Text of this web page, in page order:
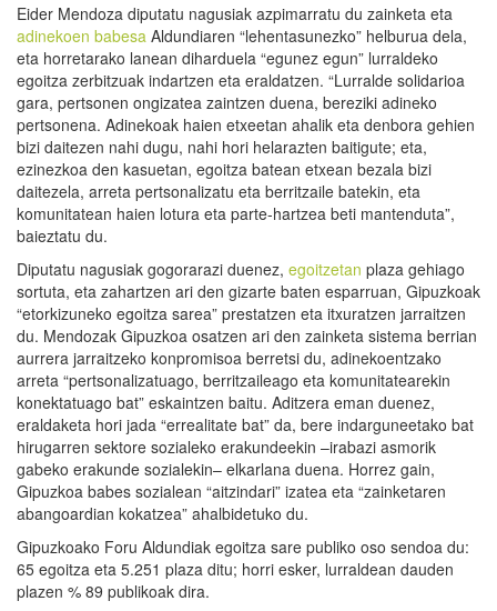
Eider Mendoza diputatu nagusiak azpimarratu du zainketa eta
adinekoen babesa Aldundiaren “lehentasunezko” helburua dela,
eta horretarako lanean diharduela “egunez egun” lurraldeko
egoitza zerbitzuak indartzen eta eraldatzen. “Lurralde solidarioa
gara, pertsonen ongizatea zaintzen duena, bereziki adineko
pertsonena. Adinekoak haien etxeetan ahalik eta denbora gehien
bizi daitezen nahi dugu, nahi hori helarazten baitigute; eta,
ezinezkoa den kasuetan, egoitza batean etxean bezala bizi
daitezela, arreta pertsonalizatu eta berritzaile batekin, eta
komunitatean haien lotura eta parte-hartzea beti mantenduta”,
baieztatu du.
Diputatu nagusiak gogorarazi duenez, egoitzetan plaza gehiago
sortuta, eta zahartzen ari den gizarte baten esparruan, Gipuzkoak
“etorkizuneko egoitza sarea” prestatzen eta itxuratzen jarraitzen
du. Mendozak Gipuzkoa osatzen ari den zainketa sistema berrian
aurrera jarraitzeko konpromisoa berretsi du, adinekoentzako
arreta “pertsonalizatuago, berritzaileago eta komunitatearekin
konektatuago bat” eskaintzen baitu. Aditzera eman duenez,
eraldaketa hori jada “errealitate bat” da, bere indarguneetako bat
hirugarren sektore sozialeko erakundeekin –irabazi asmorik
gabeko erakunde sozialekin– elkarlana duena. Horrez gain,
Gipuzkoa babes sozialean “aitzindari” izatea eta “zainketaren
abangoardian kokatzea” ahalbidetuko du.
Gipuzkoako Foru Aldundiak egoitza sare publiko oso sendoa du:
65 egoitza eta 5.251 plaza ditu; horri esker, lurraldean dauden
plazen % 89 publikoak dira.